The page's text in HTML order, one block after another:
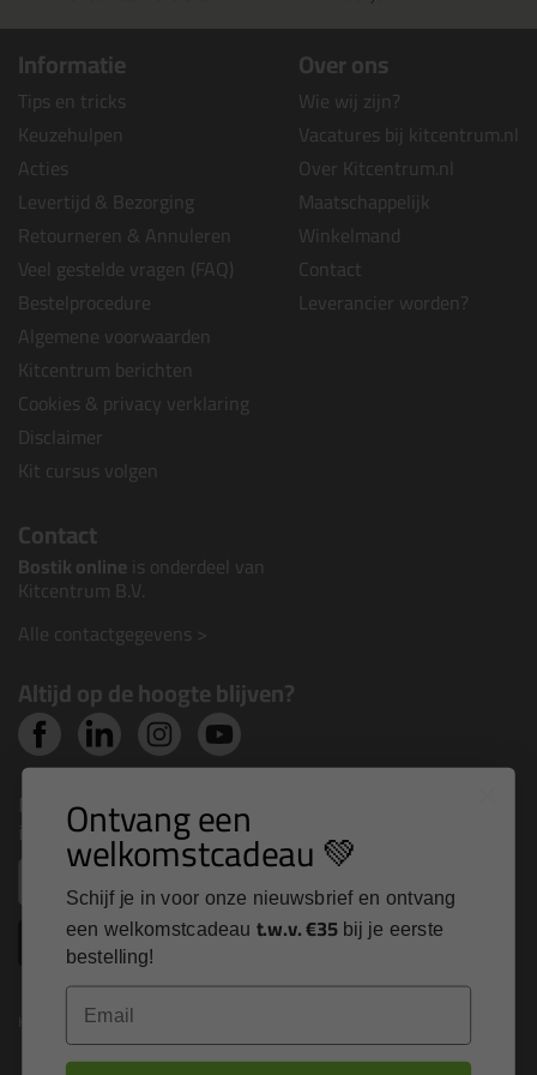
Informatie
Tips en tricks
Keuzehulpen
Acties
Levertijd & Bezorging
Retourneren & Annuleren
Veel gestelde vragen (FAQ)
Bestelprocedure
Algemene voorwaarden
Kitcentrum berichten
Cookies & privacy verklaring
Disclaimer
Kit cursus volgen
Over ons
Wie wij zijn?
Vacatures bij kitcentrum.nl
Over Kitcentrum.nl
Maatschappelijk
Winkelmand
Contact
Leverancier worden?
Contact
Bostik online is onderdeel van
Kitcentrum B.V.
Alle contactgegevens >
Altijd op de hoogte blijven?
Nieuws, tips en exclusieve deals rechtstreeks in je
inbox
Inschrijven
Kitcentrum is trots op:
Ontvang een
welkomstcadeau 💚
Schijf je in voor onze nieuwsbrief en ontvang
een welkomstcadeau t.w.v. €35 bij je eerste
bestelling!
Email